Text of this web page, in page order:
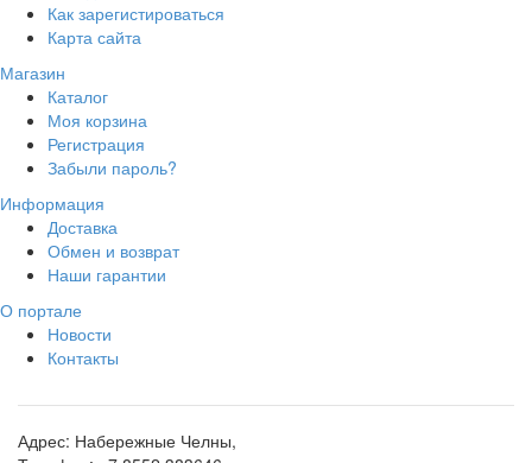
Как зарегистироваться
Карта сайта
Магазин
Каталог
Моя корзина
Регистрация
Забыли пароль?
Информация
Доставка
Обмен и возврат
Наши гарантии
О портале
Новости
Контакты
Адрес: Набережные Челны,